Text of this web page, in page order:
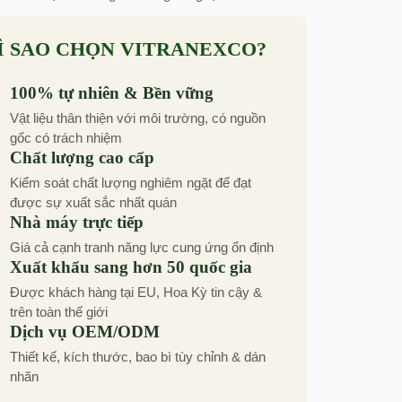
SAO CHỌN VITRANEXCO?
100% tự nhiên & Bền vững
Vật liệu thân thiện với môi trường, có nguồn
gốc có trách nhiệm
Chất lượng cao cấp
Kiểm soát chất lượng nghiêm ngặt để đạt
được sự xuất sắc nhất quán
Nhà máy trực tiếp
Giá cả cạnh tranh năng lực cung ứng ổn định
Xuất khẩu sang hơn 50 quốc gia
Được khách hàng tại EU, Hoa Kỳ tin cậy &
trên toàn thế giới
Dịch vụ OEM/ODM
Thiết kế, kích thước, bao bì tùy chỉnh & dán
nhãn